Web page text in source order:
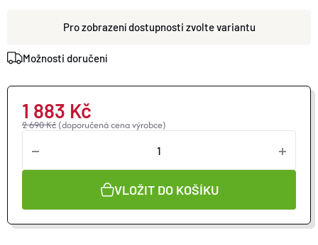
zvolte variantu
Možnosti doručení
2 690 Kč (doporučená cena výrobce)
1 883 Kč
VLOŽIT DO KOŠÍKU